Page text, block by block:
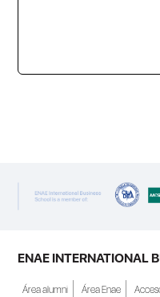
a Crecer". El
personas
becas de estudio
de al menos una
ENAE INTERNATIONAL
Área alumni Área Enae